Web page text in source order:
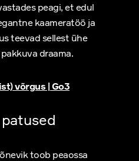
peagi, et edul
kaameratöö ja
teevad sellest ühe
draama.
võrgus | Go3
toob peaossa